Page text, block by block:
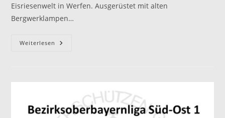
Eisriesenwelt in Werfen. Ausgerüstet mit alten
Bergwerklampen…
Weiterlesen Jugendausflug
Burg